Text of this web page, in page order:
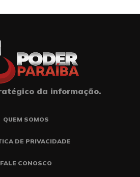
da informação.
QUEM SOMOS
DE PRIVACIDADE
FALE CONOSCO